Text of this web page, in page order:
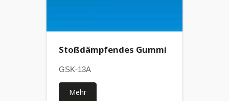
Stoßdämpfendes Gummi
GSK-13A
Mehr